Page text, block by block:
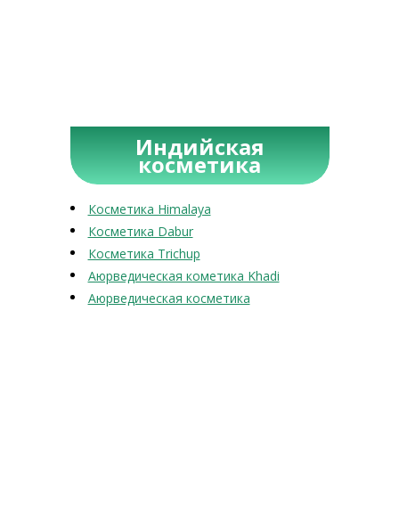
Индийская
косметика
Косметика Himalaya
Косметика Dabur
Косметика Trichup
Аюрведическая кометика Khadi
Аюрведическая косметика